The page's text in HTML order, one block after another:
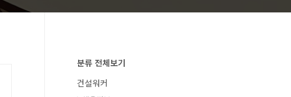
분류 전체보기
건설워커